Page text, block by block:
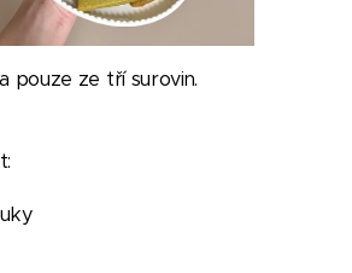
pouze ze tří surovin.